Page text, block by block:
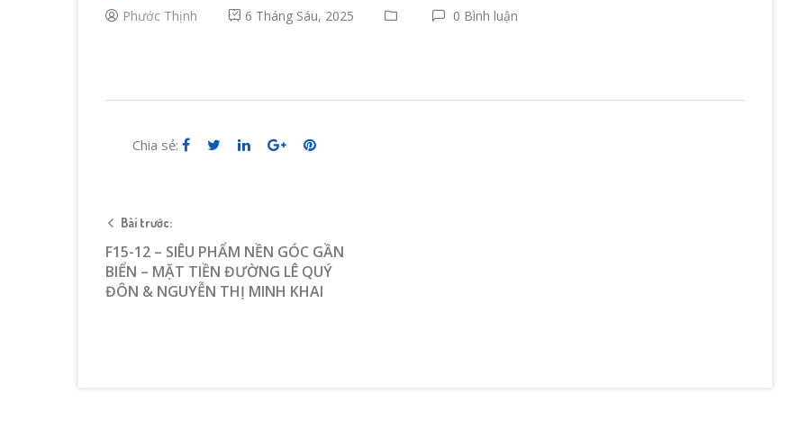
Phước Thịnh 6 Tháng Sáu, 2025 0 Bình luận
Chia sẻ:
Bài trước:
F15-12 – SIÊU PHẨM NỀN GÓC GẦN
BIỂN – MẶT TIỀN ĐƯỜNG LÊ QUÝ
ĐÔN & NGUYỄN THỊ MINH KHAI